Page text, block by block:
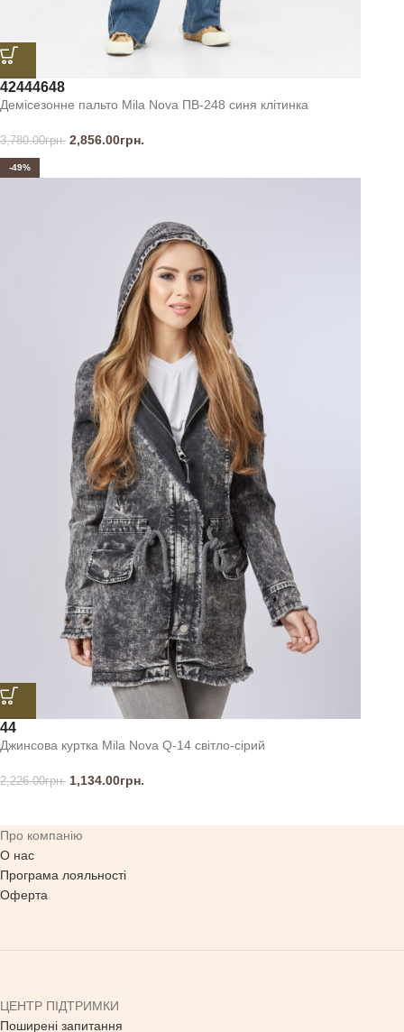
42444648
Демісезонне пальто Mila Nova ПВ-248 синя клітинка
3,780.00грн. 2,856.00грн.
-49%
44
Джинсова куртка Mila Nova Q-14 світло-сірий
2,226.00грн. 1,134.00грн.
Про компанію
О нас
Програма лояльності
Оферта
ЦЕНТР ПІДТРИМКИ
Поширені запитання